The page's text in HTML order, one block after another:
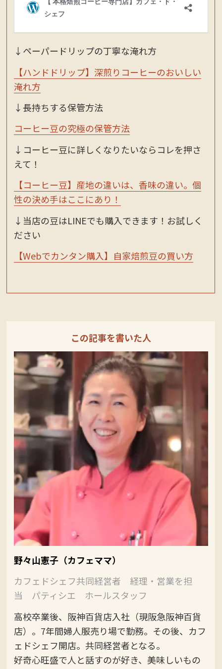
↓ペーパードリップの丁寧な淹れ方
【ハンドドリップ】深煎りコーヒーのおいしい
淹れ方
↓長持ちする保管方法
コーヒー豆の究極の保管方法
↓コーヒー豆に詳しくなりたいならコレを押さ
えて！
【コーヒー豆】産地の違いは、香味の違い。個
性の決め手はここにあり！
↓当店の豆はLINEでも購入できます！お試しく
ださい
【Webでカンタン購入】自家焙煎豆の買い方
この記事を書いた人
野々山憲子（カフェママ）
カフェドシェフ共同経営者 経理・営業を担
当 パティシエ ホールスタッフ
高校卒業後、阪神百貨店入社（現阪急阪神百貨
店）。7年間婦人服売り場で勤務。その後、カフ
ェドシェフ開店。共同経営者となる。
好奇心旺盛で人と話すのが好き、美味しいもの